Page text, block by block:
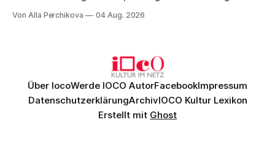
Genau so war der Abend im Kurhaus Wiesbaden, an dem
Von Alla Perchikova 04 Aug. 2026
Über IocoWerde IOCO AutorFacebookImpressum
DatenschutzerklärungArchivIOCO Kultur Lexikon
Erstellt mit Ghost